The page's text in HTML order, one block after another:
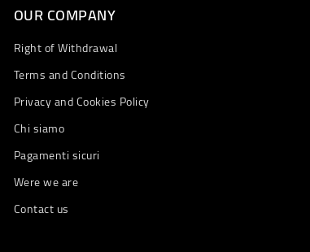
OUR COMPANY
Right of Withdrawal
Terms and Conditions
Privacy and Cookies Policy
Chi siamo
Pagamenti sicuri
Were we are
Contact us